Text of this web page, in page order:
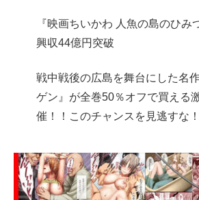
『映画ちいかわ 人魚の島のひみ
興収44億円突破
戦中戦後の広島を舞台にした名
ゲン』が全巻50％オフで買える
催！！このチャンスを見逃すな！